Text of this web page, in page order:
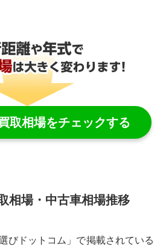
取相場をチェックする
相場・中古車相場推移
びドットコム」で掲載されている